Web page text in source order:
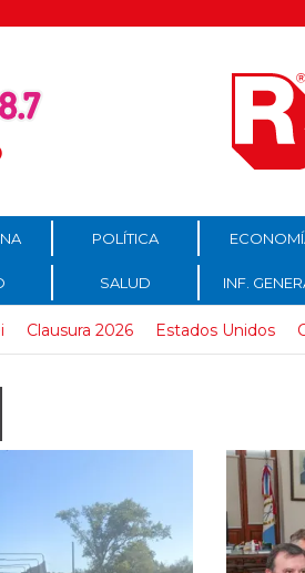
POLÍTICA
SALUD INF.
Clausura 2026 Estados Unidos